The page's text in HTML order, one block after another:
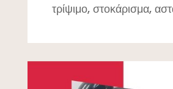
τρίψιμο, στοκάρισμα,